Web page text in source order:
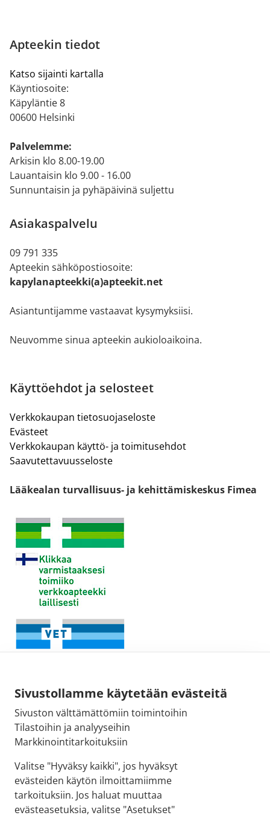
Sivustollamme käytetään evästeitä
Sivuston välttämättömiin toimintoihin
Tilastoihin ja analyyseihin
Markkinointitarkoituksiin
Valitse "Hyväksy kaikki", jos hyväksyt
evästeiden käytön ilmoittamiimme
tarkoituksiin. Jos haluat muuttaa
evästeasetuksia, valitse "Asetukset"
Apteekin tiedot
Katso sijainti kartalla
Käyntiosoite:
Käpyläntie 8
00600 Helsinki
Palvelemme:
Arkisin klo 8.00-19.00
Lauantaisin klo 9.00 - 16.00
Sunnuntaisin ja pyhäpäivinä suljettu
Asiakaspalvelu
09 791 335
Apteekin sähköpostiosoite:
kapylanapteekki(a)apteekit.net
Asiantuntijamme vastaavat kysymyksiisi.
Neuvomme sinua apteekin aukioloaikoina.
Käyttöehdot ja selosteet
Verkkokaupan tietosuojaseloste
Evästeet
Verkkokaupan käyttö- ja toimitusehdot
Saavutettavuusseloste
Lääkealan turvallisuus- ja kehittämiskeskus Fimea
Fimean sähköpostiosoite:
Fimean vaihde:
029 522 3341